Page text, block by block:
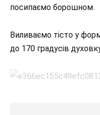
посипаємо борошном.
Виливаємо тісто у
до 170 градусів